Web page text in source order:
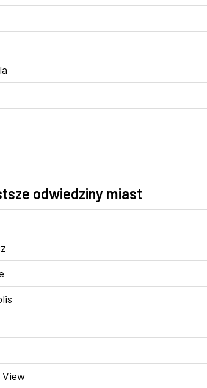
odwiedziny miast